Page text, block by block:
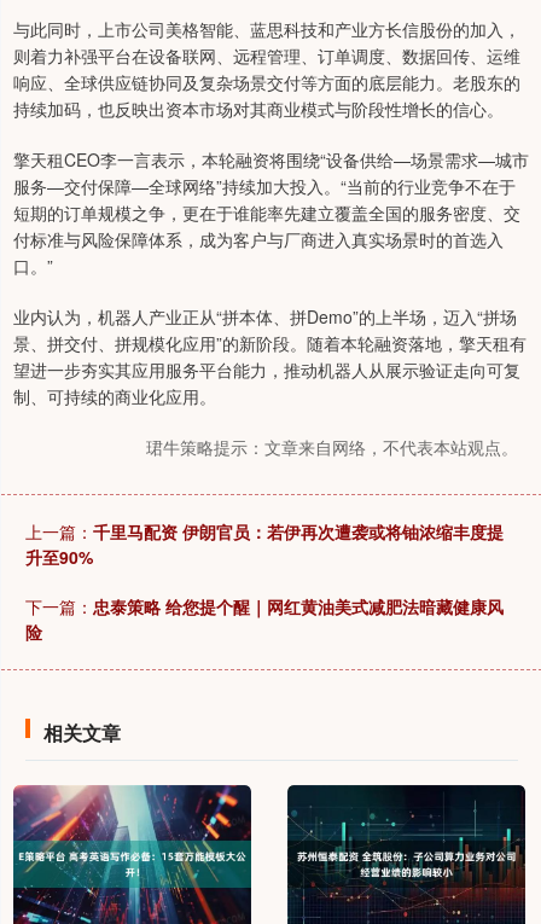
与此同时，上市公司美格智能、蓝思科技和产业方长信股份的加入，
则着力补强平台在设备联网、远程管理、订单调度、数据回传、运维
响应、全球供应链协同及复杂场景交付等方面的底层能力。老股东的
持续加码，也反映出资本市场对其商业模式与阶段性增长的信心。
擎天租CEO李一言表示，本轮融资将围绕“设备供给—场景需求—城市
服务—交付保障—全球网络”持续加大投入。“当前的行业竞争不在于
短期的订单规模之争，更在于谁能率先建立覆盖全国的服务密度、交
付标准与风险保障体系，成为客户与厂商进入真实场景时的首选入
口。”
业内认为，机器人产业正从“拼本体、拼Demo”的上半场，迈入“拼场
景、拼交付、拼规模化应用”的新阶段。随着本轮融资落地，擎天租有
望进一步夯实其应用服务平台能力，推动机器人从展示验证走向可复
制、可持续的商业化应用。
珺牛策略提示：文章来自网络，不代表本站观点。
上一篇： 千里马配资 伊朗官员：若伊再次遭袭或将铀浓缩丰度提
升至90%
下一篇： 忠泰策略 给您提个醒｜网红黄油美式减肥法暗藏健康风
险
相关文章